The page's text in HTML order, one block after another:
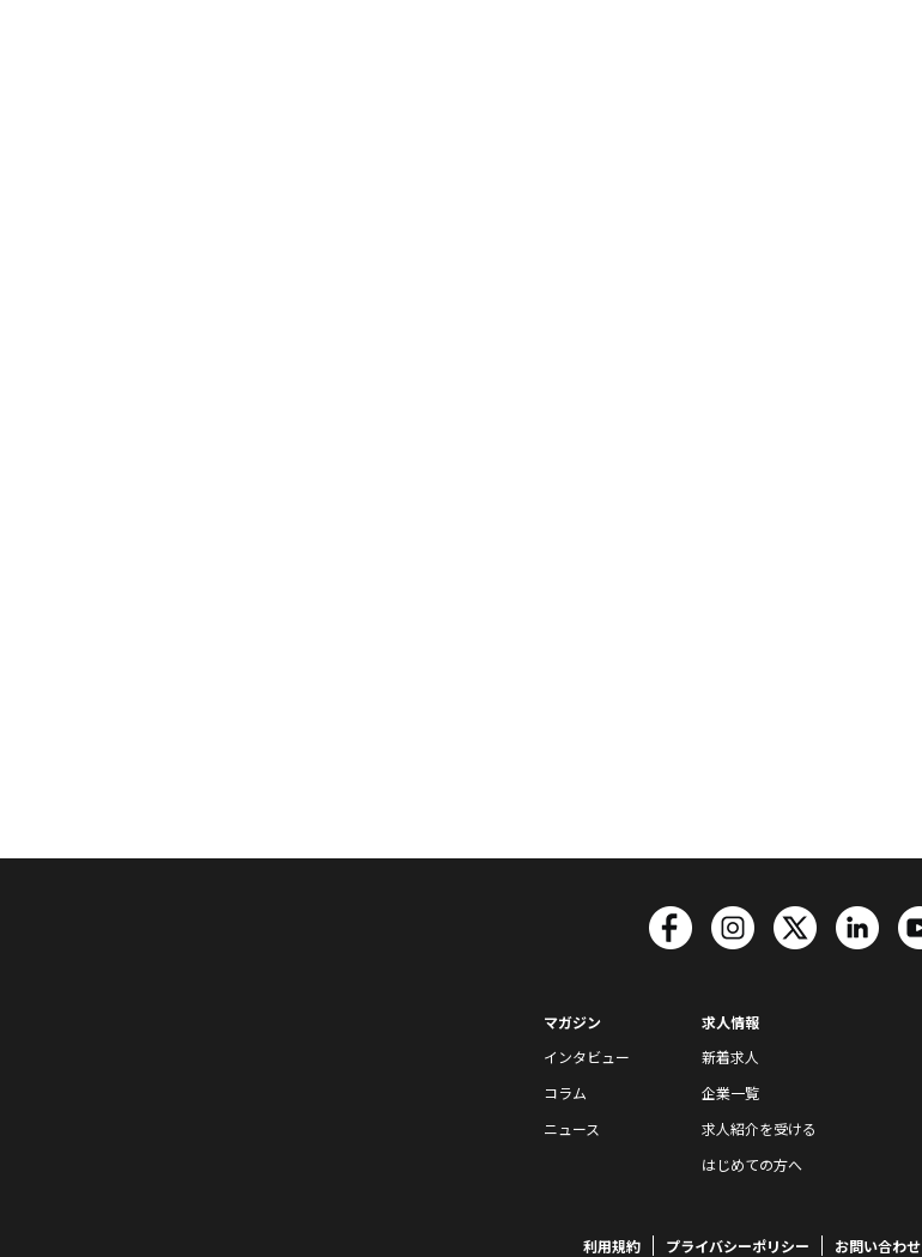
マガジン
インタビュー
コラム
ニュース
求人情報
新着求人
企業一覧
求人紹介を受ける
はじめての方へ
利用規約 プライバシーポリシー お問い合わせ